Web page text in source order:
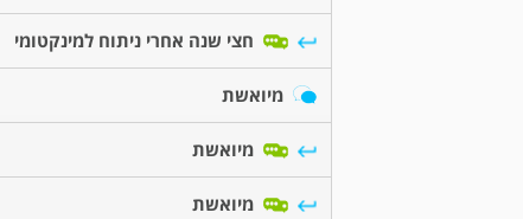
חצי שנה אחרי ניתוח למינקטומי
מיואשת
מיואשת
מיואשת